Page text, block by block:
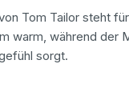
Tom Tailor steht
warm, während der
sorgt.